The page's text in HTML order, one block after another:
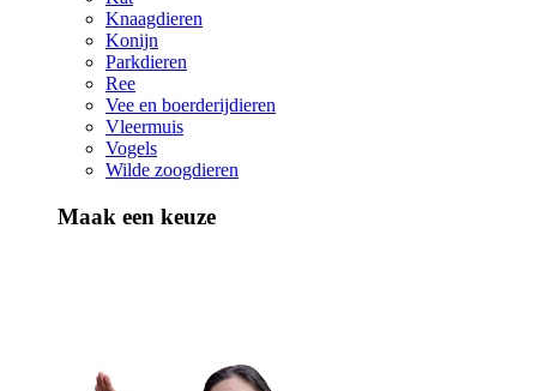
Knaagdieren
Konijn
Parkdieren
Ree
Vee en boerderijdieren
Vleermuis
Vogels
Wilde zoogdieren
Maak een keuze